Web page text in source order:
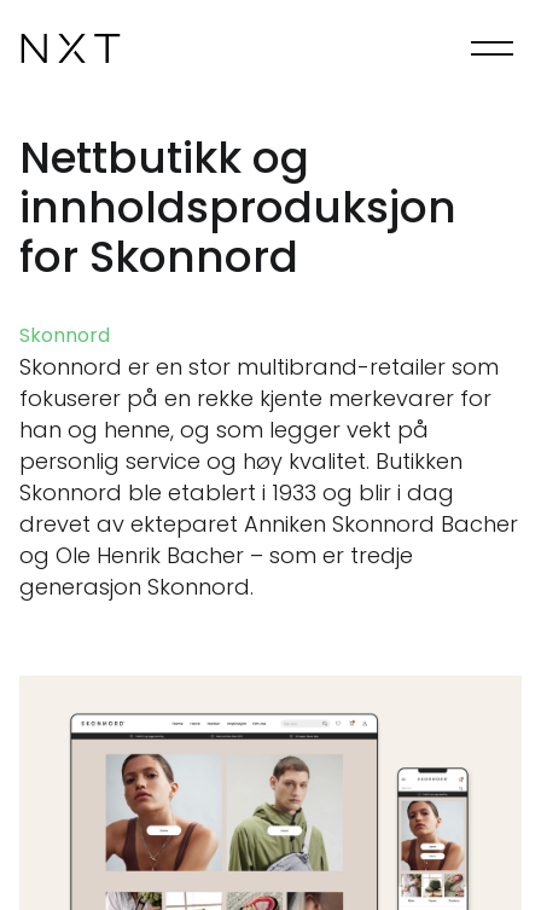
Nettbutikk og
innholdsproduksjon
for Skonnord
Skonnord
Skonnord er en stor multibrand-retailer som
fokuserer på en rekke kjente merkevarer for
han og henne, og som legger vekt på
personlig service og høy kvalitet. Butikken
Skonnord ble etablert i 1933 og blir i dag
drevet av ekteparet Anniken Skonnord Bacher
og Ole Henrik Bacher – som er tredje
generasjon Skonnord.